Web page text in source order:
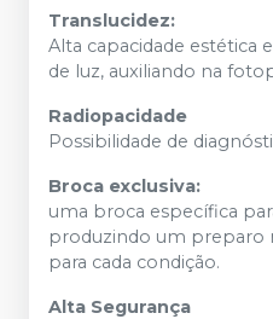
Translucidez:
Alta capacidade estética
de luz, auxiliando na
Radiopacidade
Possibilidade de
Broca exclusiva:
uma broca específica
produzindo um preparo
para cada condição.
Alta Segurança